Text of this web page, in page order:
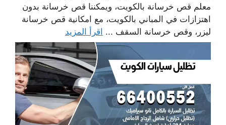
معلم قص خرسانة بالكويت، ويمكننا قص خرسانة بدون
اهتزازات في المباني بالكويت، مع امكانية قص خرسانة
ليزر، وقص خرسانة السقف ... اقرأ المزيد